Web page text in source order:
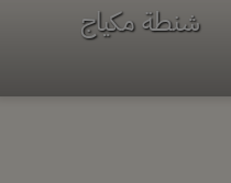
شنطة مكياج